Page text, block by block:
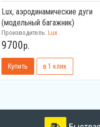
Lux, аэродинамические дуги
(модельный багажник)
Производитель:Lux
9700р.